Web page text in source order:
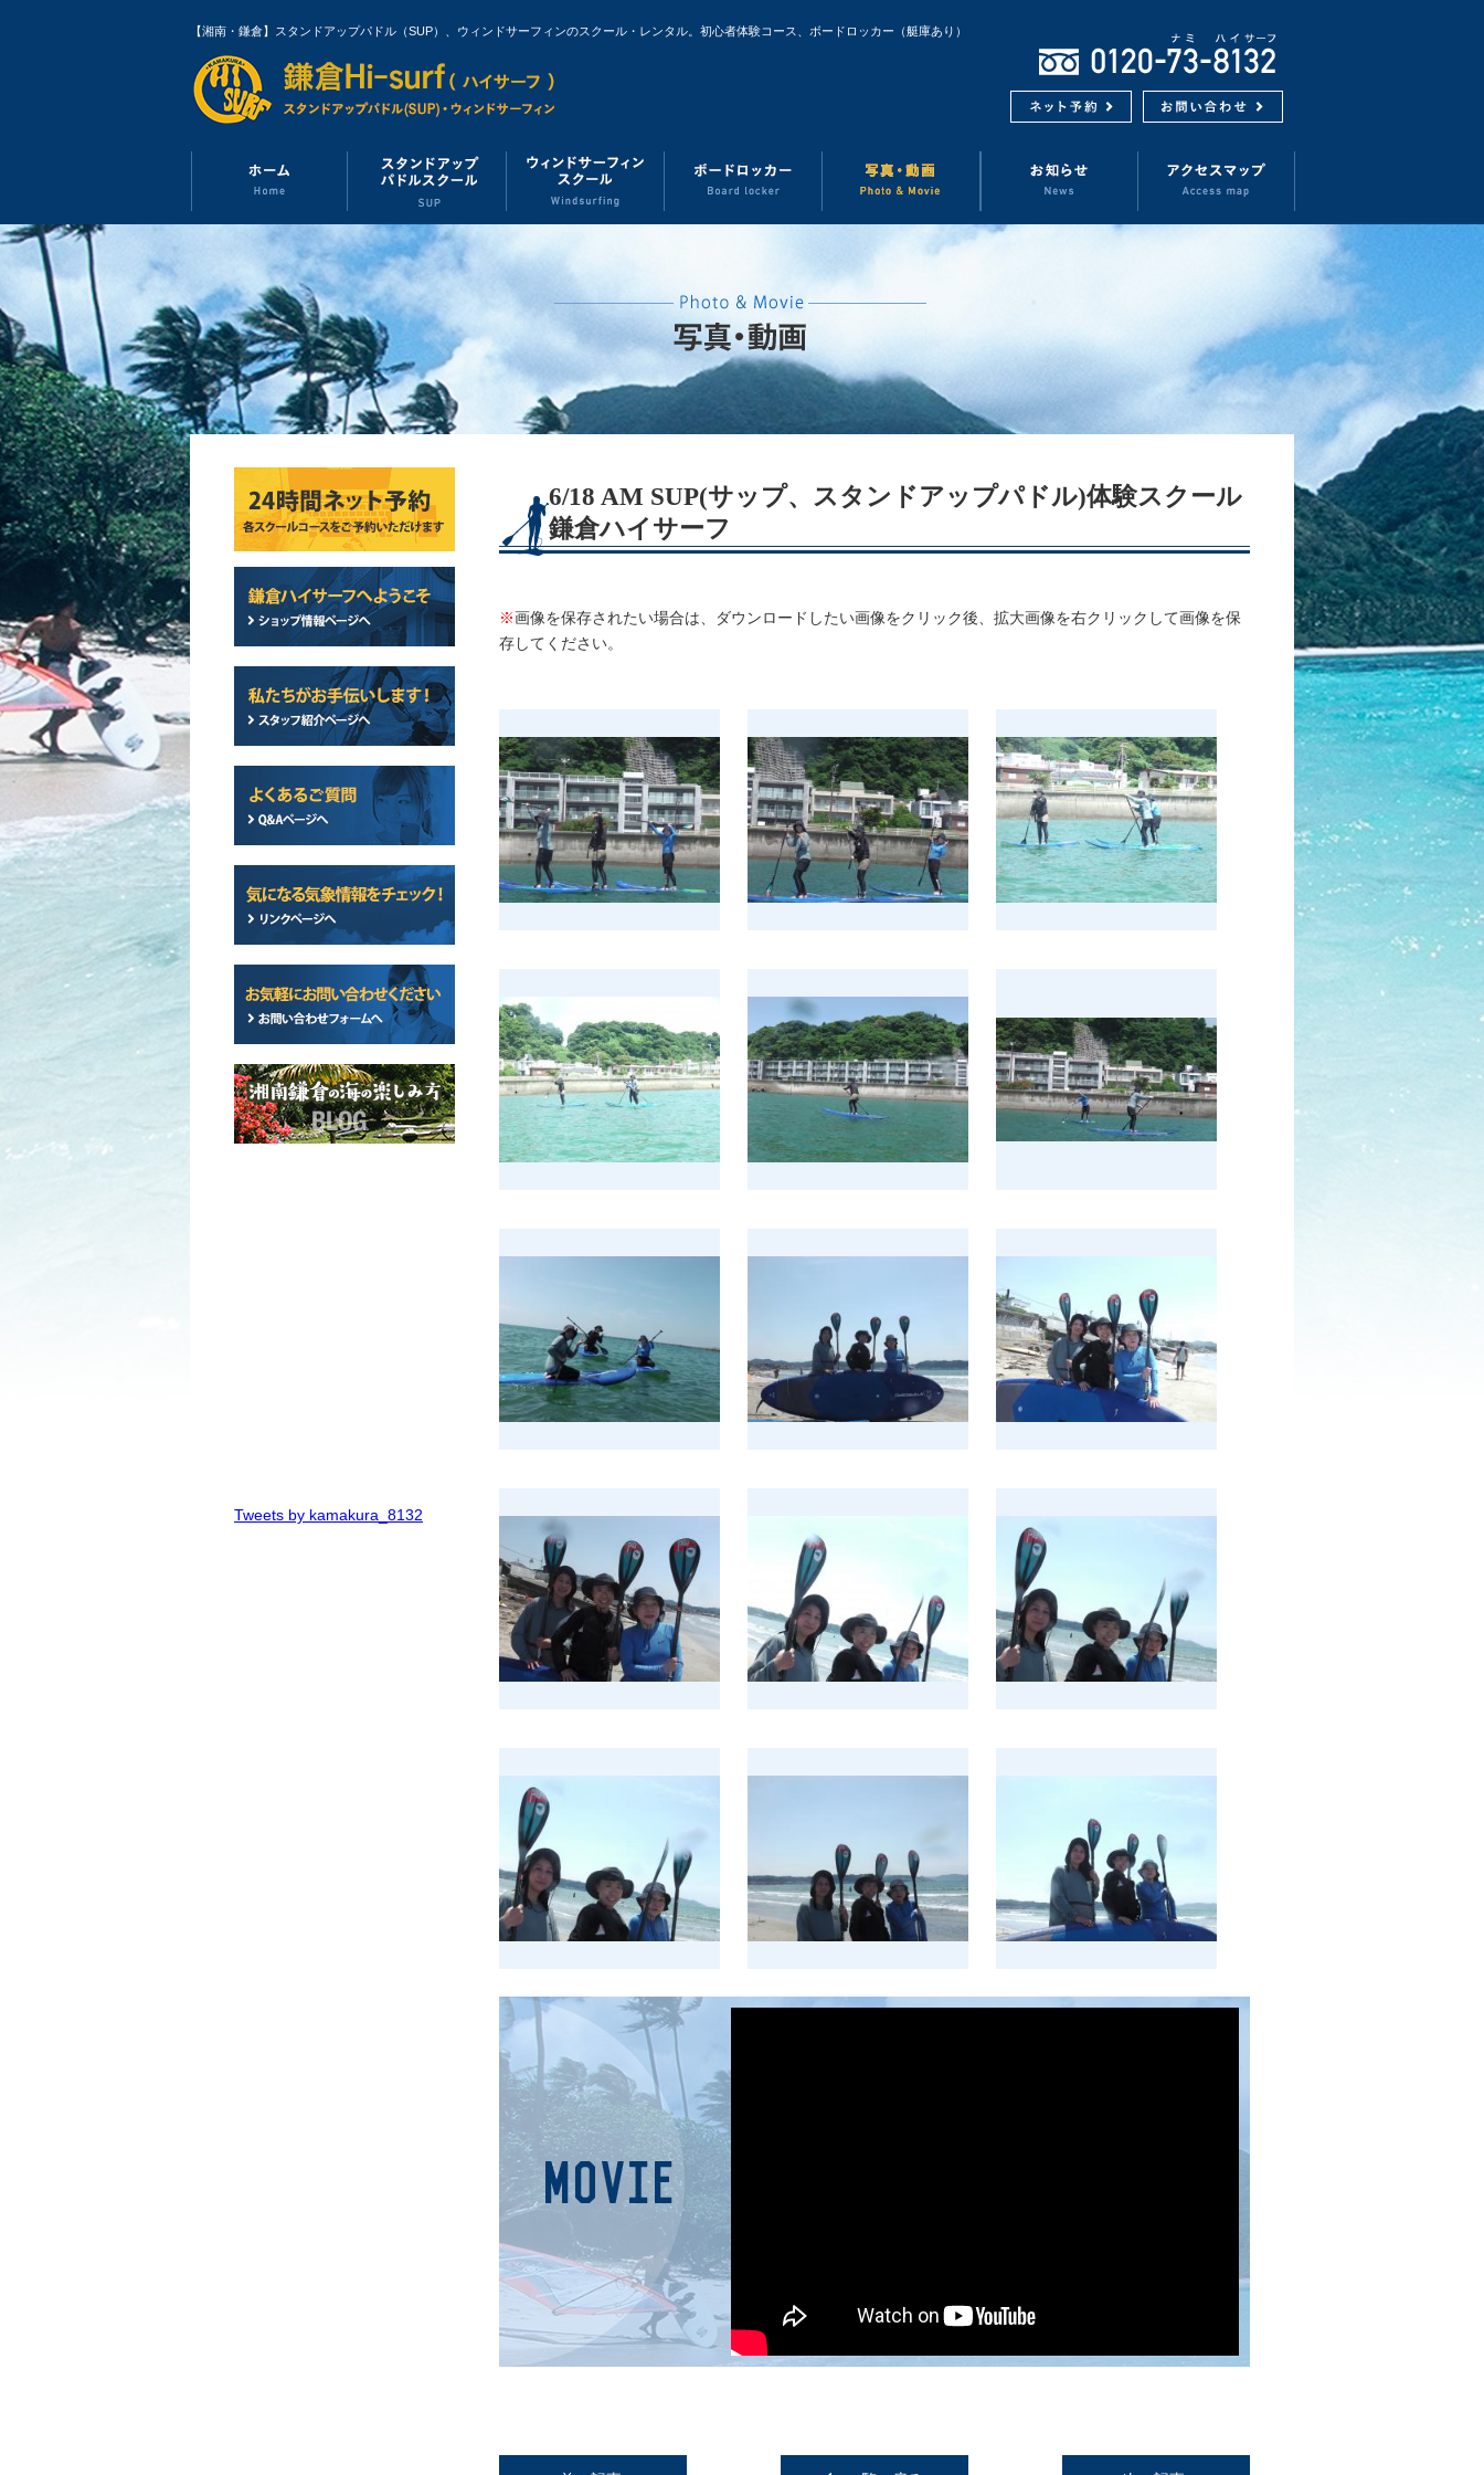
【湘南・鎌倉】スタンドアップパドル（SUP）、ウィンドサーフィンのスクール・レンタル。初心者体験コース、ボードロッカー（艇庫あり）
6/18 AM SUP(サップ、スタンドアップパドル)体験スクール
鎌倉ハイサーフ
※画像を保存されたい場合は、ダウンロードしたい画像をクリック後、拡大画像を右クリックして画像を保
存してください。
Tweets by kamakura_8132